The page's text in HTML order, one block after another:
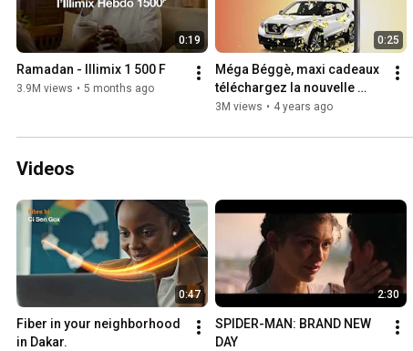
0:19
Ramadan - Illimix 1 500 F
3.9M views • 5 months ago
0:25
Méga Béggè, maxi cadeaux
téléchargez la nouvelle
appli Mega Win et jouez
3M views • 4 years ago
Videos
0:47
Fiber in your neighborhood
in Dakar.
2:30
SPIDER-MAN: BRAND NEW
DAY